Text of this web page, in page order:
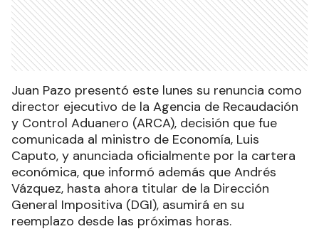
Juan Pazo presentó este lunes su renuncia como
director ejecutivo de la Agencia de Recaudación
y Control Aduanero (ARCA), decisión que fue
comunicada al ministro de Economía, Luis
Caputo, y anunciada oficialmente por la cartera
económica, que informó además que Andrés
Vázquez, hasta ahora titular de la Dirección
General Impositiva (DGI), asumirá en su
reemplazo desde las próximas horas.